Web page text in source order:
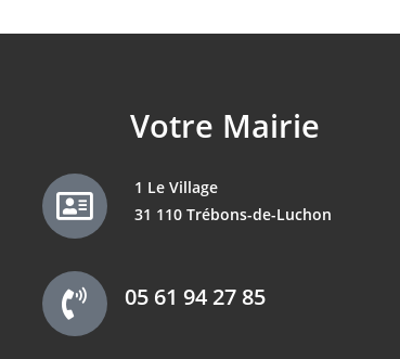
Votre Mairie
1 Le Village
31 110 Trébons-de-Luchon
05 61 94 27 85